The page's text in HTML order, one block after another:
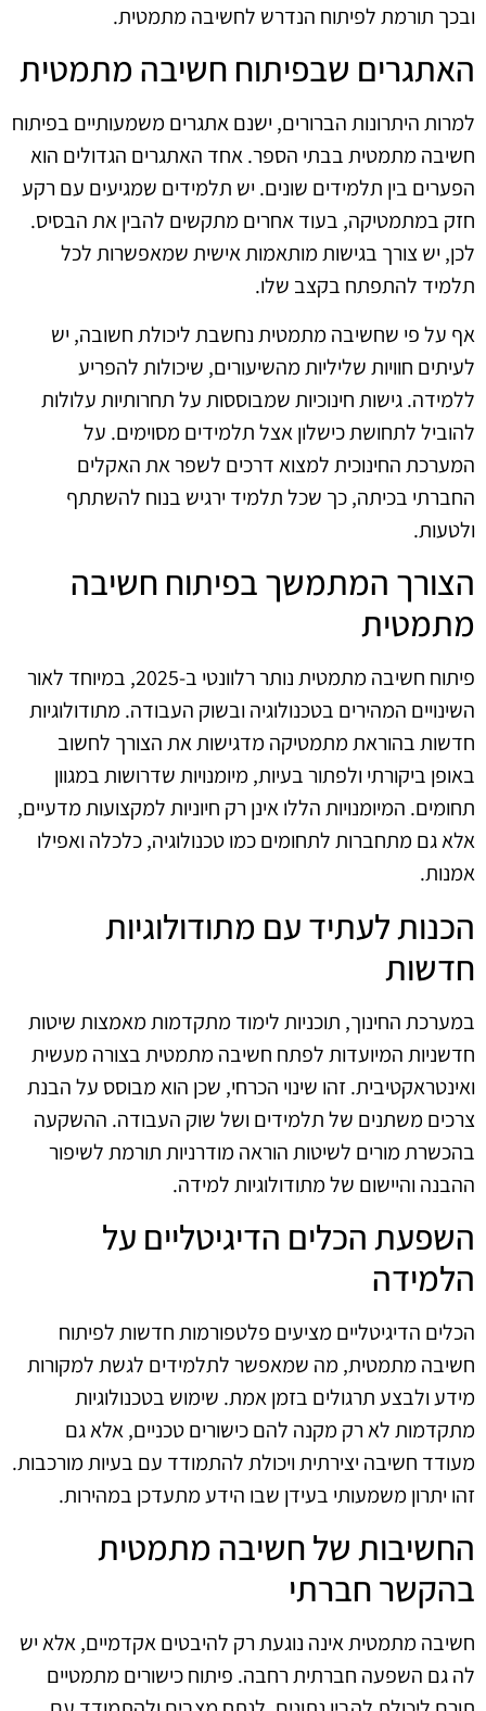
ובכך תורמת לפיתוח הנדרש לחשיבה מתמטית.
האתגרים שבפיתוח חשיבה מתמטית
למרות היתרונות הברורים, ישנם אתגרים משמעותיים בפיתוח
חשיבה מתמטית בבתי הספר. אחד האתגרים הגדולים הוא
הפערים בין תלמידים שונים. יש תלמידים שמגיעים עם רקע
חזק במתמטיקה, בעוד אחרים מתקשים להבין את הבסיס.
לכן, יש צורך בגישות מותאמות אישית שמאפשרות לכל
תלמיד להתפתח בקצב שלו.
אף על פי שחשיבה מתמטית נחשבת ליכולת חשובה, יש
לעיתים חוויות שליליות מהשיעורים, שיכולות להפריע
ללמידה. גישות חינוכיות שמבוססות על תחרותיות עלולות
להוביל לתחושת כישלון אצל תלמידים מסוימים. על
המערכת החינוכית למצוא דרכים לשפר את האקלים
החברתי בכיתה, כך שכל תלמיד ירגיש בנוח להשתתף
ולטעות.
הצורך המתמשך בפיתוח חשיבה
מתמטית
פיתוח חשיבה מתמטית נותר רלוונטי ב‑2025, במיוחד לאור
השינויים המהירים בטכנולוגיה ובשוק העבודה. מתודולוגיות
חדשות בהוראת מתמטיקה מדגישות את הצורך לחשוב
באופן ביקורתי ולפתור בעיות, מיומנויות שדרושות במגוון
תחומים. המיומנויות הללו אינן רק חיוניות למקצועות מדעיים,
אלא גם מתחברות לתחומים כמו טכנולוגיה, כלכלה ואפילו
אמנות.
הכנות לעתיד עם מתודולוגיות
חדשות
במערכת החינוך, תוכניות לימוד מתקדמות מאמצות שיטות
חדשניות המיועדות לפתח חשיבה מתמטית בצורה מעשית
ואינטראקטיבית. זהו שינוי הכרחי, שכן הוא מבוסס על הבנת
צרכים משתנים של תלמידים ושל שוק העבודה. ההשקעה
בהכשרת מורים לשיטות הוראה מודרניות תורמת לשיפור
ההבנה והיישום של מתודולוגיות למידה.
השפעת הכלים הדיגיטליים על
הלמידה
הכלים הדיגיטליים מציעים פלטפורמות חדשות לפיתוח
חשיבה מתמטית, מה שמאפשר לתלמידים לגשת למקורות
מידע ולבצע תרגולים בזמן אמת. שימוש בטכנולוגיות
מתקדמות לא רק מקנה להם כישורים טכניים, אלא גם
מעודד חשיבה יצירתית ויכולת להתמודד עם בעיות מורכבות.
זהו יתרון משמעותי בעידן שבו הידע מתעדכן במהירות.
החשיבות של חשיבה מתמטית
בהקשר חברתי
חשיבה מתמטית אינה נוגעת רק להיבטים אקדמיים, אלא יש
לה גם השפעה חברתית רחבה. פיתוח כישורים מתמטיים